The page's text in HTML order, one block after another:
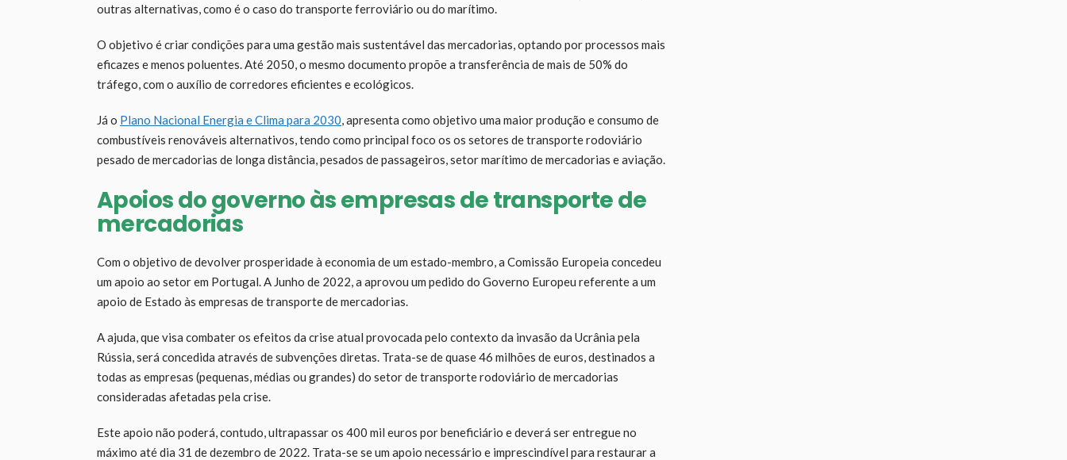
outras alternativas, como é o caso do transporte ferroviário ou do marítimo.
O objetivo é criar condições para uma gestão mais sustentável das mercadorias, optando por processos mais
eficazes e menos poluentes. Até 2050, o mesmo documento propõe a transferência de mais de 50% do
tráfego, com o auxílio de corredores eficientes e ecológicos.
Já o Plano Nacional Energia e Clima para 2030 , apresenta como objetivo uma maior produção e consumo de
combustíveis renováveis alternativos, tendo como principal foco os os setores de transporte rodoviário
pesado de mercadorias de longa distância, pesados de passageiros, setor marítimo de mercadorias e aviação.
Apoios do governo às empresas de transporte de
mercadorias
Com o objetivo de devolver prosperidade à economia de um estado-membro, a Comissão Europeia concedeu
um apoio ao setor em Portugal. A Junho de 2022, a aprovou um pedido do Governo Europeu referente a um
apoio de Estado às empresas de transporte de mercadorias.
A ajuda, que visa combater os efeitos da crise atual provocada pelo contexto da invasão da Ucrânia pela
Rússia, será concedida através de subvenções diretas. Trata-se de quase 46 milhões de euros, destinados a
todas as empresas (pequenas, médias ou grandes) do setor de transporte rodoviário de mercadorias
consideradas afetadas pela crise.
Este apoio não poderá, contudo, ultrapassar os 400 mil euros por beneficiário e deverá ser entregue no
máximo até dia 31 de dezembro de 2022. Trata-se se um apoio necessário e imprescindível para restaurar a